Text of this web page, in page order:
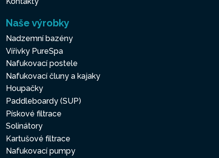
Naše výrobky
Nadzemní bazény
Vířivky PureSpa
Nafukovací postele
Nafukovací čluny a kajaky
Houpačky
Paddleboardy (SUP)
Pískové filtrace
Solinátory
Kartušové filtrace
Nafukovací pumpy